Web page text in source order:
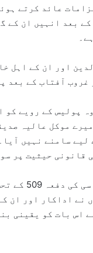
عائد کرتے
کے بعد انہیں ان
اور ان کے اہل
آفتاب کے بعد
پولیس کے رویے
موکل عالیہ
لیے سامنے نہیں
قانونی حیثیت پر
پولیس
نے اداکار اور ان
اس بات کو یقینی